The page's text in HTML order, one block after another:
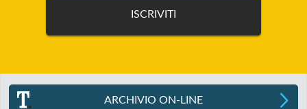
ARCHIVIO ON-LINE